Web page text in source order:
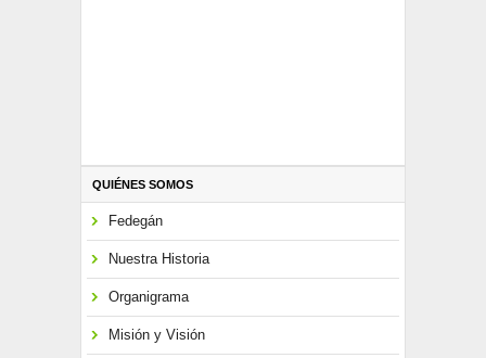
QUIÉNES SOMOS
Fedegán
Nuestra Historia
Organigrama
Misión y Visión